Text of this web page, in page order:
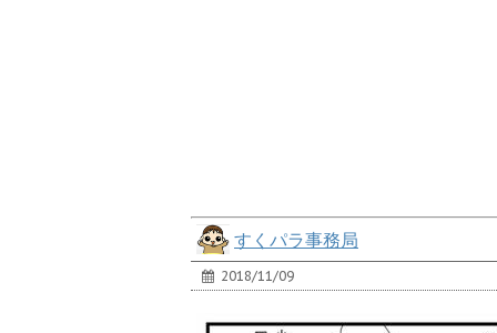
すくパラ事務局
2018/11/09